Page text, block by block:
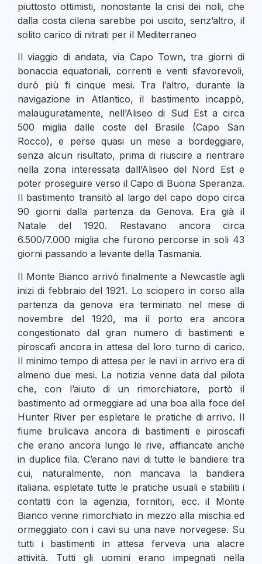
piuttosto ottimisti, nonostante la crisi dei noli, che
dalla costa cilena sarebbe poi uscito, senz’altro, il
solito carico di nitrati per il Mediterraneo
Il viaggio di andata, via Capo Town, tra giorni di
bonaccia equatoriali, correnti e venti sfavorevoli,
durò più fi cinque mesi. Tra l’altro, durante la
navigazione in Atlantico, il bastimento incappò,
malauguratamente, nell’Aliseo di Sud Est a circa
500 miglia dalle coste del Brasile (Capo San
Rocco), e perse quasi un mese a bordeggiare,
senza alcun risultato, prima di riuscire a rientrare
nella zona interessata dall’Aliseo del Nord Est e
poter proseguire verso il Capo di Buona Speranza.
Il bastimento transitò al largo del capo dopo circa
90 giorni dalla partenza da Genova. Era già il
Natale del 1920. Restavano ancora circa
6.500/7.000 miglia che furono percorse in soli 43
giorni passando a levante della Tasmania.
Il Monte Bianco arrivò finalmente a Newcastle agli
inizi di febbraio del 1921. Lo sciopero in corso alla
partenza da genova era terminato nel mese di
novembre del 1920, ma il porto era ancora
congestionato dal gran numero di bastimenti e
piroscafi ancora in attesa del loro turno di carico.
Il minimo tempo di attesa per le navi in arrivo era di
almeno due mesi. La notizia venne data dal pilota
che, con l’aiuto di un rimorchiatore, portò il
bastimento ad ormeggiare ad una boa alla foce del
Hunter River per espletare le pratiche di arrivo. Il
fiume brulicava ancora di bastimenti e piroscafi
che erano ancora lungo le rive, affiancate anche
in duplice fila. C’erano navi di tutte le bandiere tra
cui, naturalmente, non mancava la bandiera
italiana. espletate tutte le pratiche usuali e stabiliti i
contatti con la agenzia, fornitori, ecc. il Monte
Bianco venne rimorchiato in mezzo alla mischia ed
ormeggiato con i cavi su una nave norvegese. Su
tutti i bastimenti in attesa ferveva una alacre
attività. Tutti gli uomini erano impegnati nella